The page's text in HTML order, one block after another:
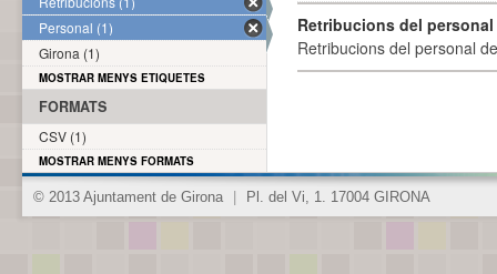
Retribucions del
Retribucions del personal
Personal (1)
Girona (1)
MOSTRAR MENYS ETIQUETES
FORMATS
CSV (1)
MOSTRAR MENYS FORMATS
© 2013 Ajuntament de Girona Pl. del Vi, 1. 17004 GIRONA